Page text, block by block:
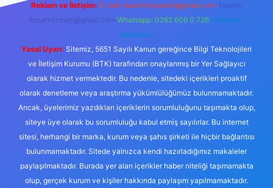
Reklam ve İletişim: E-mail: backlinkpaneli@gmail.com Teams:
forumhizmeti@gmail.com Whatsapp: 0262 606 0 726 Telegram:
@karabul
Yasal Uyarı: Sitemiz, 5651 Sayılı Kanun gereğince Bilgi Teknolojileri
ve İletişim Kurumu (BTK) tarafından onaylanmış bir Yer Sağlayıcı
olarak hizmet vermektedir. Bu nedenle, sitedeki içerikleri proaktif
olarak denetleme veya araştırma yükümlülüğümüz bulunmamaktadır.
Ancak, üyelerimiz yazdıkları içeriklerin sorumluluğunu taşımakta olup,
siteye üye olarak bu sorumluluğu kabul etmiş sayılırlar. Bu internet
sitesi, herhangi bir marka, kurum veya şahıs şirketi ile hiçbir bağlantısı
bulunmamaktadır. Sitede yalnızca kendi hazırladığımız makaleler
paylaşılmaktadır. Burada yer alan içerikler haber niteliği taşımamakta
olup, gerçek kurum ve kişiler hakkında paylaşım yapılmamaktadır.